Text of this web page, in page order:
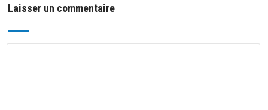
Laisser un commentaire